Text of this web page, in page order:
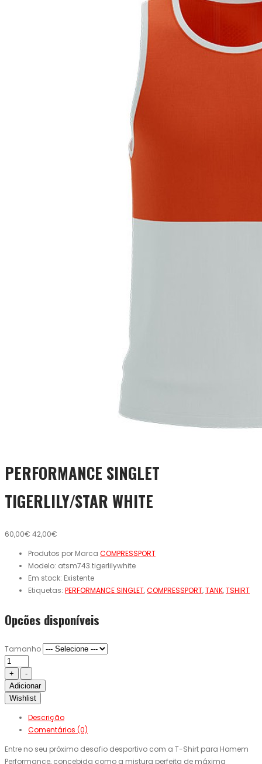
PERFORMANCE SINGLET
TIGERLILY/STAR WHITE
60,00€ 42,00€
Produtos por Marca COMPRESSPORT
Modelo: atsm743.tigerlilywhite
Em stock: Existente
Etiquetas: PERFORMANCE SINGLET,COMPRESSPORT,TANK,TSHIRT
Opcões disponíveis
Tamanho
Adicionar
Wishlist
Descrição
Comentários (0)
Entre no seu próximo desafio desportivo com a T-Shirt para Homem
Performance, concebida como a mistura perfeita de máxima